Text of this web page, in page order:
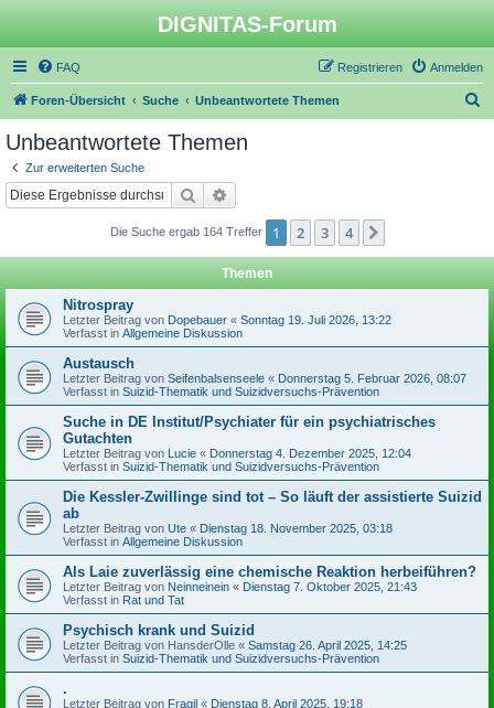
DIGNITAS-Forum
FAQ Anmelden
Registrieren
Foren-Übersicht Suche Unbeantwortete Themen
Unbeantwortete Themen
Zur erweiterten Suche
Suche
Die Suche ergab 164 Treffer 1 2 3 4
Themen
Nitrospray
Letzter Beitrag von Dopebauer « Sonntag 19. Juli 2026, 13:22
Verfasst in Allgemeine Diskussion
Austausch
Letzter Beitrag von Seifenbalsenseele « Donnerstag 5. Februar 2026, 08:07
Verfasst in Suizid-Thematik und Suizidversuchs-Prävention
Suche in DE Institut/Psychiater für ein psychiatrisches
Gutachten
Letzter Beitrag von Lucie « Donnerstag 4. Dezember 2025, 12:04
Verfasst in Suizid-Thematik und Suizidversuchs-Prävention
Die Kessler-Zwillinge sind tot – So läuft der assistierte Suizid
ab
Letzter Beitrag von Ute « Dienstag 18. November 2025, 03:18
Verfasst in Allgemeine Diskussion
Als Laie zuverlässig eine chemische Reaktion herbeiführen?
Letzter Beitrag von Neinneinein « Dienstag 7. Oktober 2025, 21:43
Verfasst in Rat und Tat
Psychisch krank und Suizid
Letzter Beitrag von HansderOlle « Samstag 26. April 2025, 14:25
Verfasst in Suizid-Thematik und Suizidversuchs-Prävention
.
Letzter Beitrag von Fragil « Dienstag 8. April 2025, 19:18